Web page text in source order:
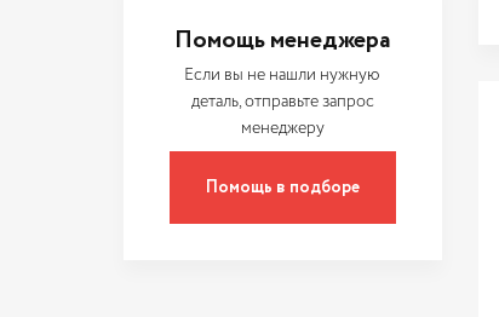
Помощь менеджера
Если вы не нашли нужную
деталь, отправьте запрос
менеджеру
Помощь в подборе